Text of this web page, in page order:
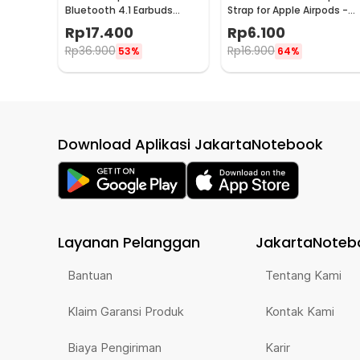
Bluetooth 4.1 Earbuds
Neckband Sport
Sweatproof - XT11
Rp17.400
Rp36.900 53%
Strap for Apple Airpods -
Rp6.100
Rp16.900 64%
Download Aplikasi JakartaNotebook
Layanan Pelanggan
Bantuan
Klaim Garansi Produk
Biaya Pengiriman
Tentang Kami
Kontak Kami
Karir